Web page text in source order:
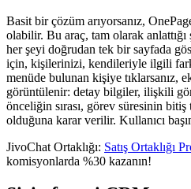
Basit bir çözüm arıyorsanız,
olabilir. Bu araç, tam olarak anlattığı
her şeyi doğrudan tek bir sayfada
için, kişilerinizi, kendileriyle ilgili
menüde bulunan kişiye tıklarsanız,
görüntülenir: detay bilgiler, ilişkili
önceliğin sırası, görev süresinin
olduğuna karar verilir. Kullanıcı
JivoChat Ortaklığı: Satış Ortaklığı
komisyonlarda %30 kazanın!